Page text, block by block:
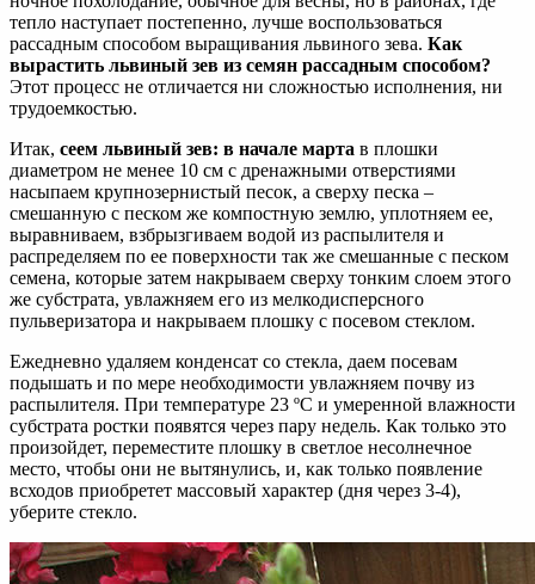
тепло наступает постепенно, лучше воспользоваться
рассадным способом выращивания львиного зева. Как
вырастить львиный зев из семян рассадным способом?
Этот процесс не отличается ни сложностью исполнения, ни
трудоемкостью.
Итак, сеем львиный зев: в начале марта в плошки
диаметром не менее 10 см с дренажными отверстиями
насыпаем крупнозернистый песок, а сверху песка –
смешанную с песком же компостную землю, уплотняем ее,
выравниваем, взбрызгиваем водой из распылителя и
распределяем по ее поверхности так же смешанные с песком
семена, которые затем накрываем сверху тонким слоем этого
же субстрата, увлажняем его из мелкодисперсного
пульверизатора и накрываем плошку с посевом стеклом.
Ежедневно удаляем конденсат со стекла, даем посевам
подышать и по мере необходимости увлажняем почву из
распылителя. При температуре 23 ºC и умеренной влажности
субстрата ростки появятся через пару недель. Как только это
произойдет, переместите плошку в светлое несолнечное
место, чтобы они не вытянулись, и, как только появление
всходов приобретет массовый характер (дня через 3-4),
уберите стекло.